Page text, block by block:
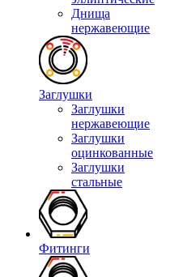
Днища
нержавеющие
Заглушки
Заглушки
нержавеющие
Заглушки
оцинкованные
Заглушки
стальные
Фитинги